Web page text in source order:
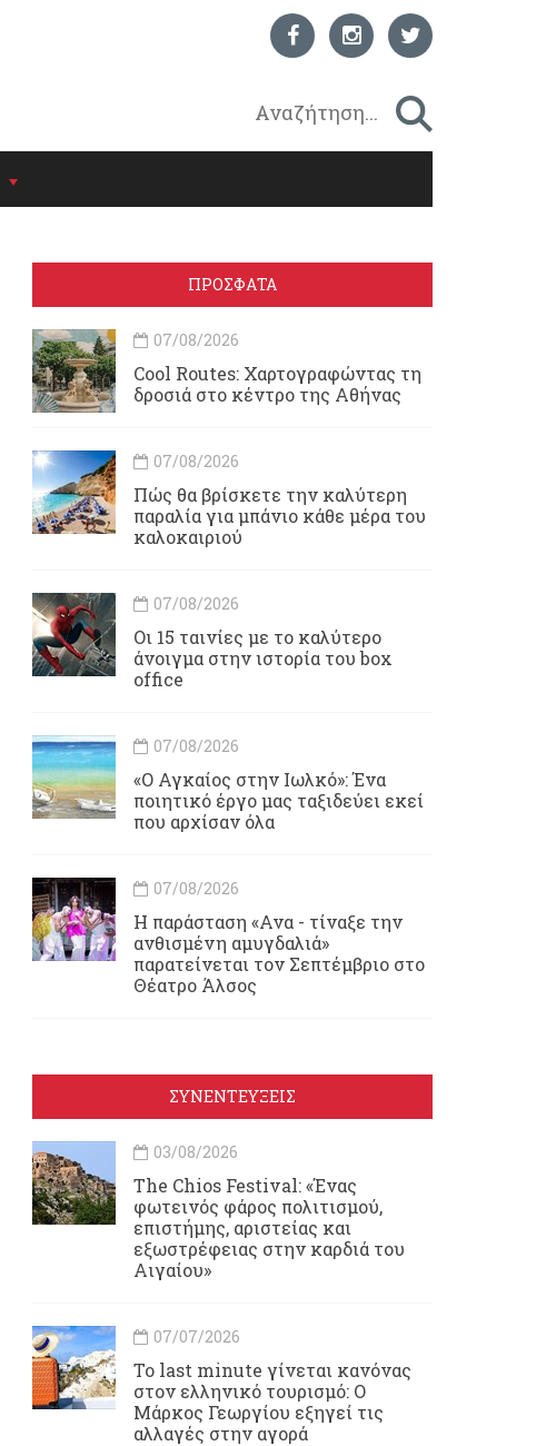
ΠΡΟΣΦΑΤΑ
07/08/2026
Cool Routes: Χαρτογραφώντας τη
δροσιά στο κέντρο της Αθήνας
07/08/2026
Πώς θα βρίσκετε την καλύτερη
παραλία για μπάνιο κάθε μέρα του
καλοκαιριού
07/08/2026
Οι 15 ταινίες με το καλύτερο
άνοιγμα στην ιστορία του box
office
07/08/2026
«Ο Αγκαίος στην Ιωλκό»: Ένα
ποιητικό έργο μας ταξιδεύει εκεί
που αρχίσαν όλα
07/08/2026
Η παράσταση «Ανα - τίναξε την
ανθισμένη αμυγδαλιά»
παρατείνεται τον Σεπτέμβριο στο
Θέατρο Άλσος
ΣΥΝΕΝΤΕΥΞΕΙΣ
03/08/2026
Τhe Chios Festival: «Ένας
φωτεινός φάρος πολιτισμού,
επιστήμης, αριστείας και
εξωστρέφειας στην καρδιά του
Αιγαίου»
07/07/2026
Το last minute γίνεται κανόνας
στον ελληνικό τουρισμό: Ο
Μάρκος Γεωργίου εξηγεί τις
αλλαγές στην αγορά